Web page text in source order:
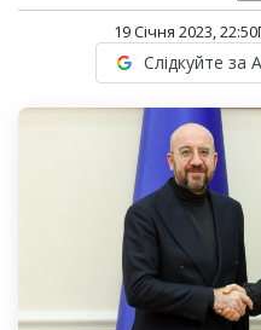
19 Січня 2023, 22:50
Слідкуйте за